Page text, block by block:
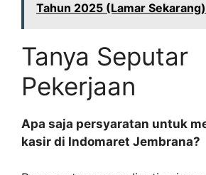
Tahun 2025 (Lamar Sekarang)
Tanya Seputar
Pekerjaan
Apa saja persyaratan untuk
kasir di Indomaret Jembrana?